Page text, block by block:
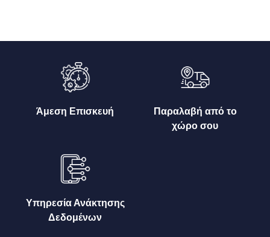
Άμεση Επισκευή
Παραλαβή από το
χώρο σου
Υπηρεσία Ανάκτησης
Δεδομένων